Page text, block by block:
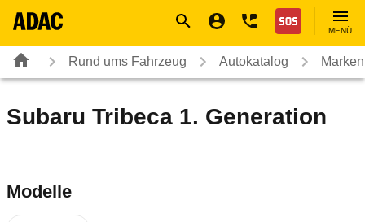
Nothilfe
MENÜ
Rund ums Fahrzeug Autokatalog
Subaru Tribeca 1. Generation
Modelle